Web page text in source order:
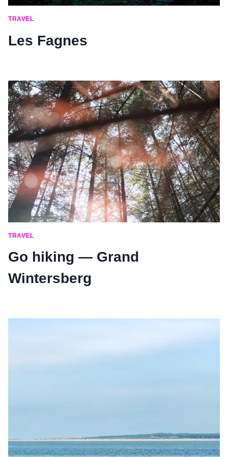
TRAVEL
Les Fagnes
TRAVEL
Go hiking — Grand
Wintersberg